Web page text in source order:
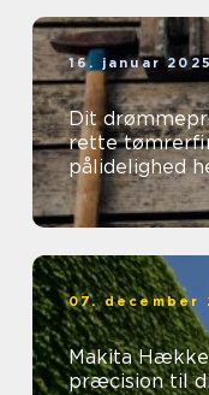
16. januar 2025
Dit
rette
pålidelighed
07. december
Makita
præcision til